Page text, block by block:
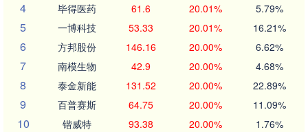
4 毕得医药 61.6 20.01% 5.79%
5 一博科技 53.33 20.01% 16.21%
6 方邦股份 146.16 20.00% 6.62%
7 南模生物 42.9 20.00% 4.68%
8 泰金新能 131.52 20.00% 22.89%
9 百普赛斯 64.75 20.00% 11.09%
10 锴威特 93.38 20.00% 1.76%